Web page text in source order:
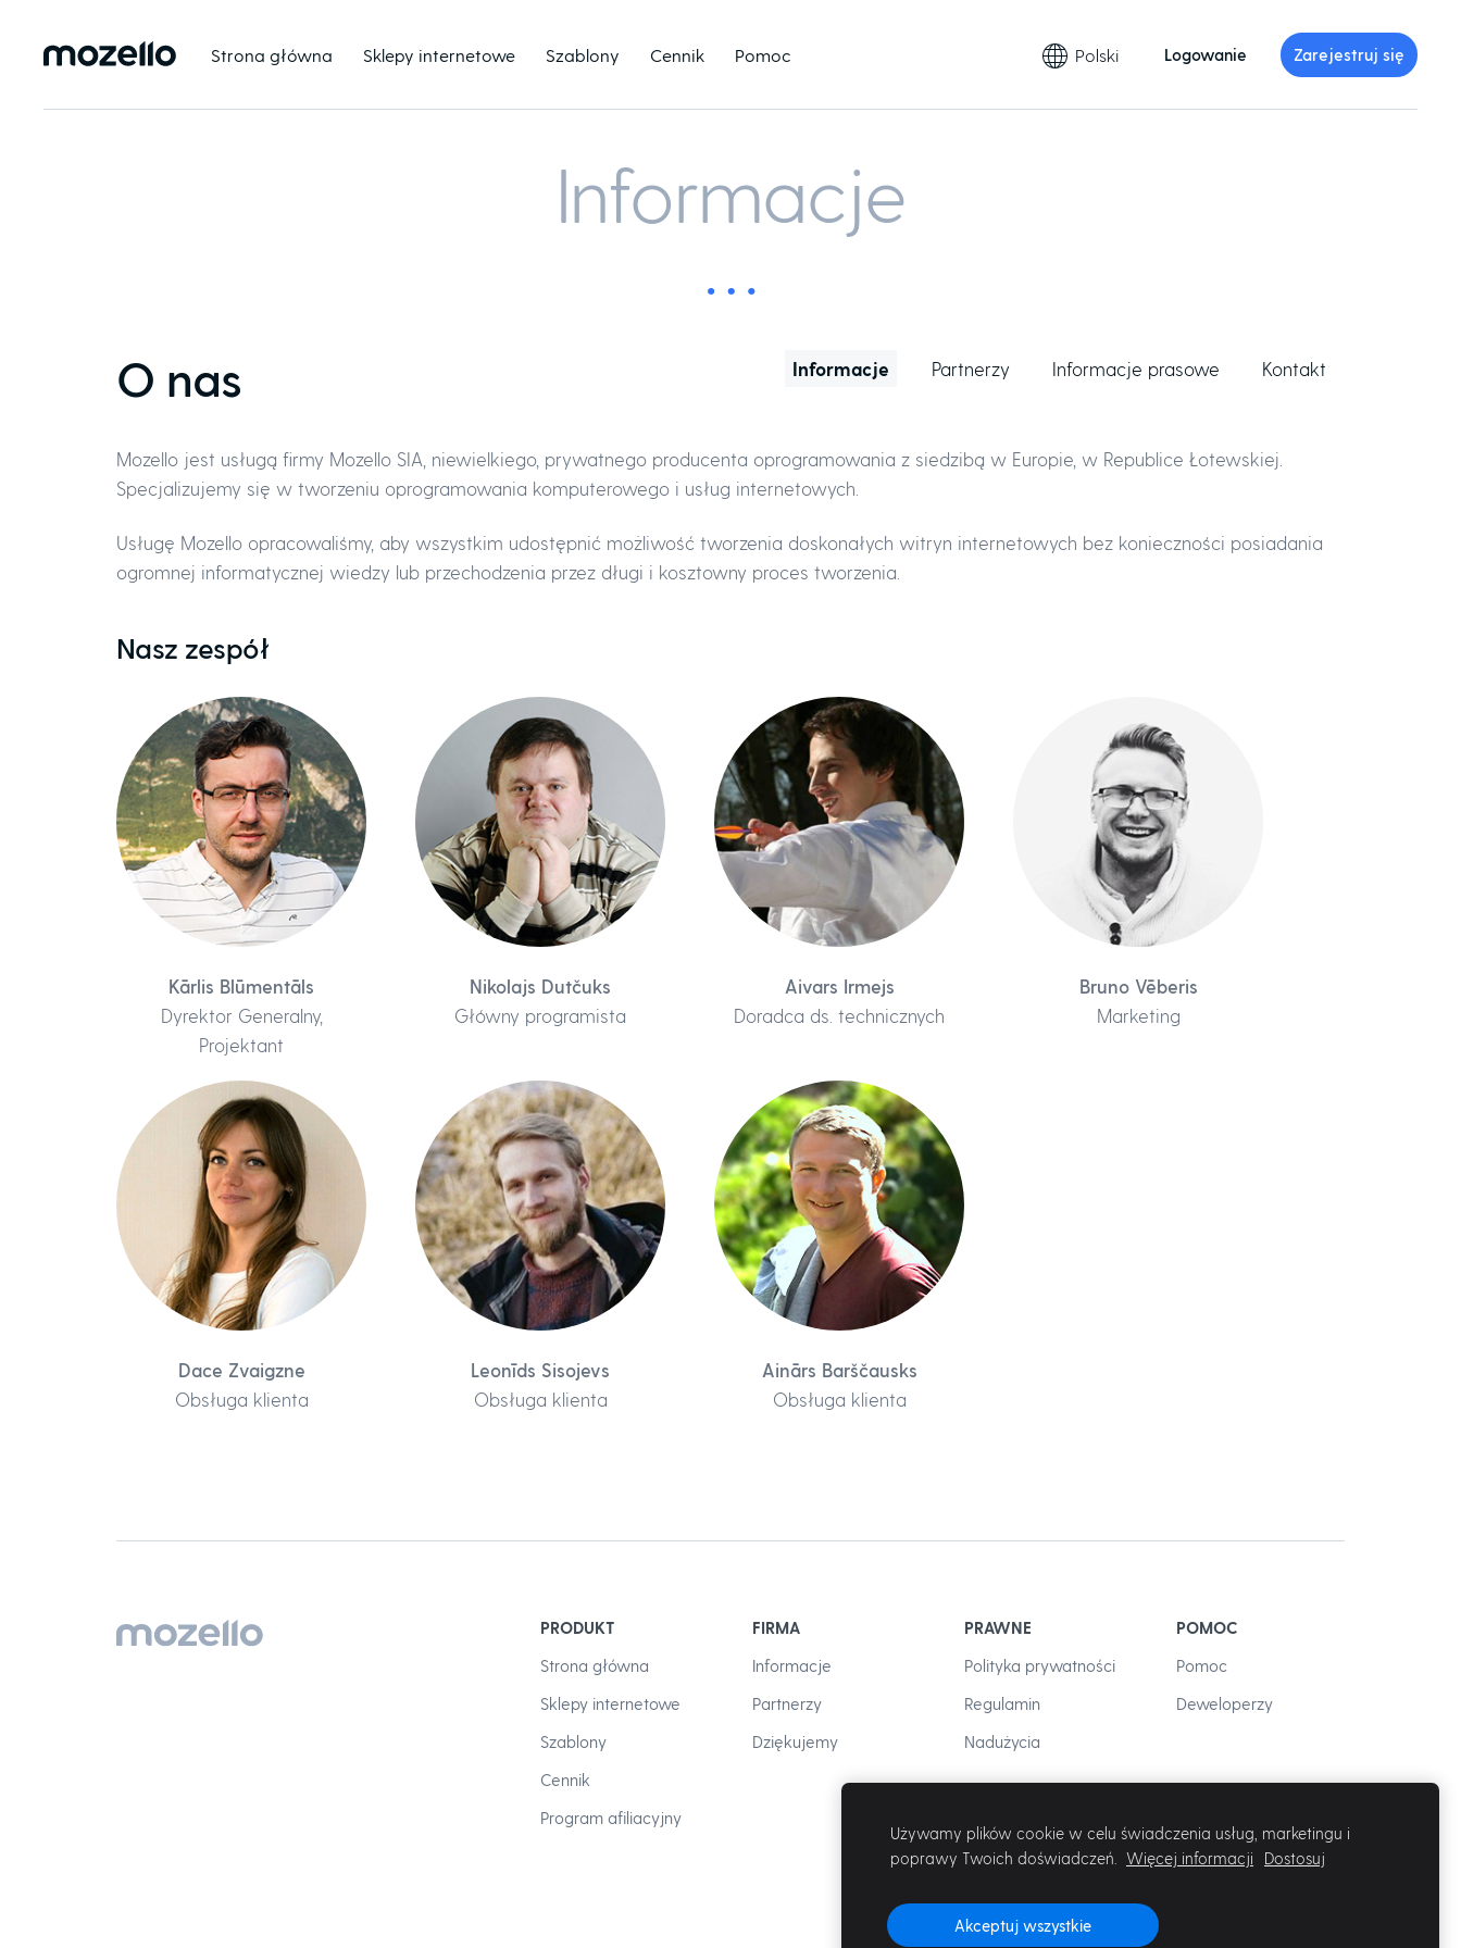
Strona główna Sklepy internetowe Szablony Cennik Pomoc Polski Logowanie Zarejestruj się
Informacje
Informacje Partnerzy Informacje prasowe Kontakt
O nas
Mozello jest usługą firmy Mozello SIA, niewielkiego, prywatnego producenta oprogramowania z siedzibą w Europie, w Republice Łotewskiej.
Specjalizujemy się w tworzeniu oprogramowania komputerowego i usług internetowych.
Usługę Mozello opracowaliśmy, aby wszystkim udostępnić możliwość tworzenia doskonałych witryn internetowych bez konieczności posiadania
ogromnej informatycznej wiedzy lub przechodzenia przez długi i kosztowny proces tworzenia.
Nasz zespół
Kārlis Blūmentāls
Dyrektor Generalny,
Projektant
Nikolajs Dutčuks
Główny programista
Aivars Irmejs
Doradca ds. technicznych
Bruno Vēberis
Marketing
Dace Zvaigzne
Obsługa klienta
Leonīds Sisojevs
Obsługa klienta
Ainārs Barščausks
Obsługa klienta
PRODUKT
Strona główna
Sklepy internetowe
Szablony
Cennik
Program afiliacyjny
FIRMA
Informacje
Partnerzy
Dziękujemy
PRAWNE
Polityka prywatności
Regulamin
Nadużycia
POMOC
Pomoc
Deweloperzy
Używamy plików cookie w celu świadczenia usług, marketingu i
poprawy Twoich doświadczeń.
Więcej informacji Dostosuj
Akceptuj wszystkie